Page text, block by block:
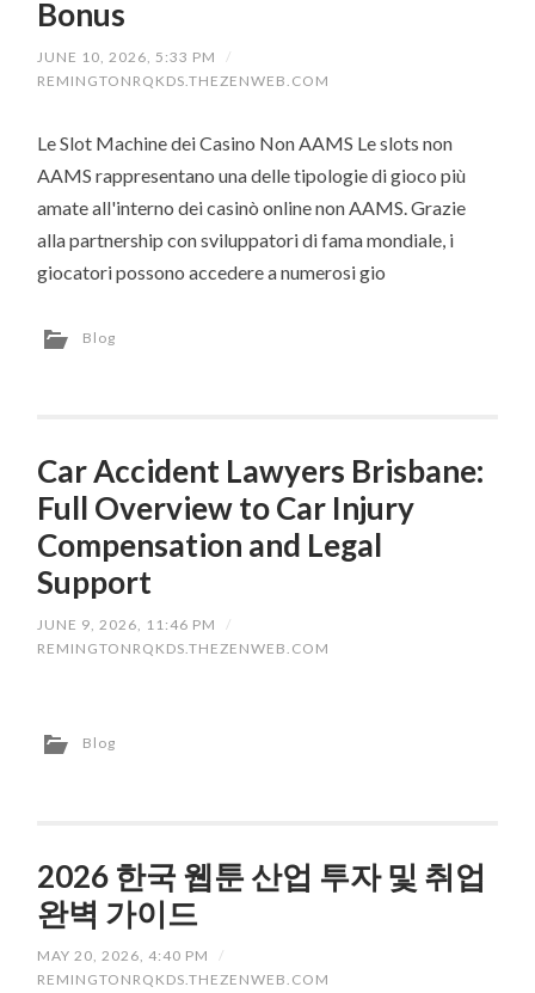
Bonus
JUNE 10, 2026, 5:33 PM
/
REMINGTONRQKDS.THEZENWEB.COM
Le Slot Machine dei Casino Non AAMS Le slots non
AAMS rappresentano una delle tipologie di gioco più
amate all'interno dei casinò online non AAMS. Grazie
alla partnership con sviluppatori di fama mondiale, i
giocatori possono accedere a numerosi gio
Blog
Car Accident Lawyers Brisbane:
Full Overview to Car Injury
Compensation and Legal
Support
JUNE 9, 2026, 11:46 PM
/
REMINGTONRQKDS.THEZENWEB.COM
Blog
2026 한국 웹툰 산업 투자 및 취업
완벽 가이드
MAY 20, 2026, 4:40 PM
/
REMINGTONRQKDS.THEZENWEB.COM